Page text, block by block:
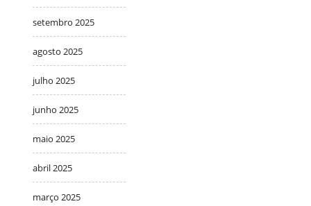
setembro 2025
agosto 2025
julho 2025
junho 2025
maio 2025
abril 2025
março 2025